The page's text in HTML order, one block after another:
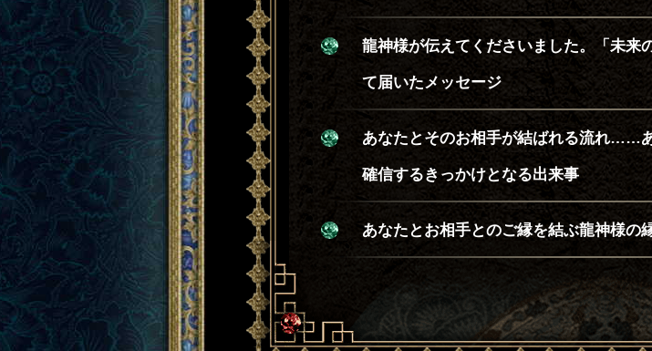
龍神様が伝えてくださいました。「未来
て届いたメッセージ
あなたとそのお相手が結ばれる流れ……
確信するきっかけとなる出来事
あなたとお相手とのご縁を結ぶ龍神様の